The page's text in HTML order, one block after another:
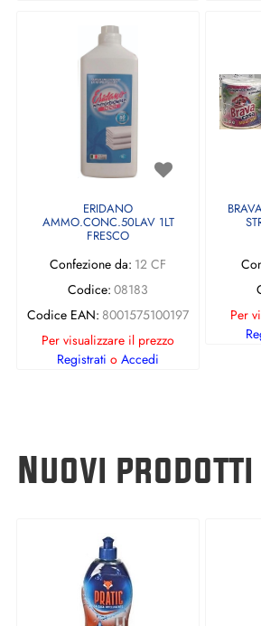
ERIDANO
AMMO.CONC.50LAV 1LT
FRESCO
Confezione da: 12 CF
Codice: 08183
Codice EAN: 8001575100197
Per visualizzare il prezzo
Registrati o Accedi
Per
Nuovi prodotti